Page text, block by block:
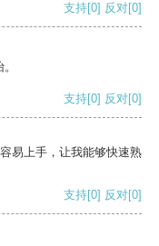
支持[0] 反对[0]
支持[0] 反对[0]
易上手，让我能够快速熟
支持[0] 反对[0]